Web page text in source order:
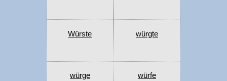
Würste würgte
würge würfe